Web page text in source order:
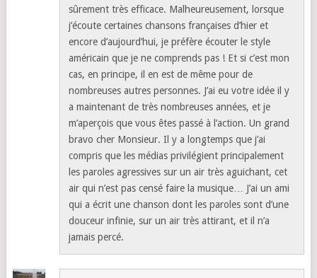
sûrement très efficace. Malheureusement, lorsque
j’écoute certaines chansons françaises d’hier et
encore d’aujourd’hui, je préfère écouter le style
américain que je ne comprends pas ! Et si c’est mon
cas, en principe, il en est de même pour de
nombreuses autres personnes. J’ai eu votre idée il y
a maintenant de très nombreuses années, et je
m’aperçois que vous êtes passé à l’action. Un grand
bravo cher Monsieur. Il y a longtemps que j’ai
compris que les médias privilégient principalement
les paroles agressives sur un air très aguichant, cet
air qui n’est pas censé faire la musique… J’ai un ami
qui a écrit une chanson dont les paroles sont d’une
douceur infinie, sur un air très attirant, et il n’a
jamais percé.